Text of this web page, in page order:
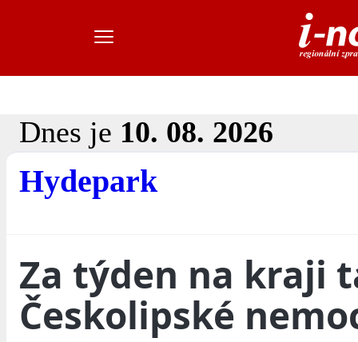
Dnes je 10. 08. 2026
Hydepark
Za týden na kraji
Českolipské